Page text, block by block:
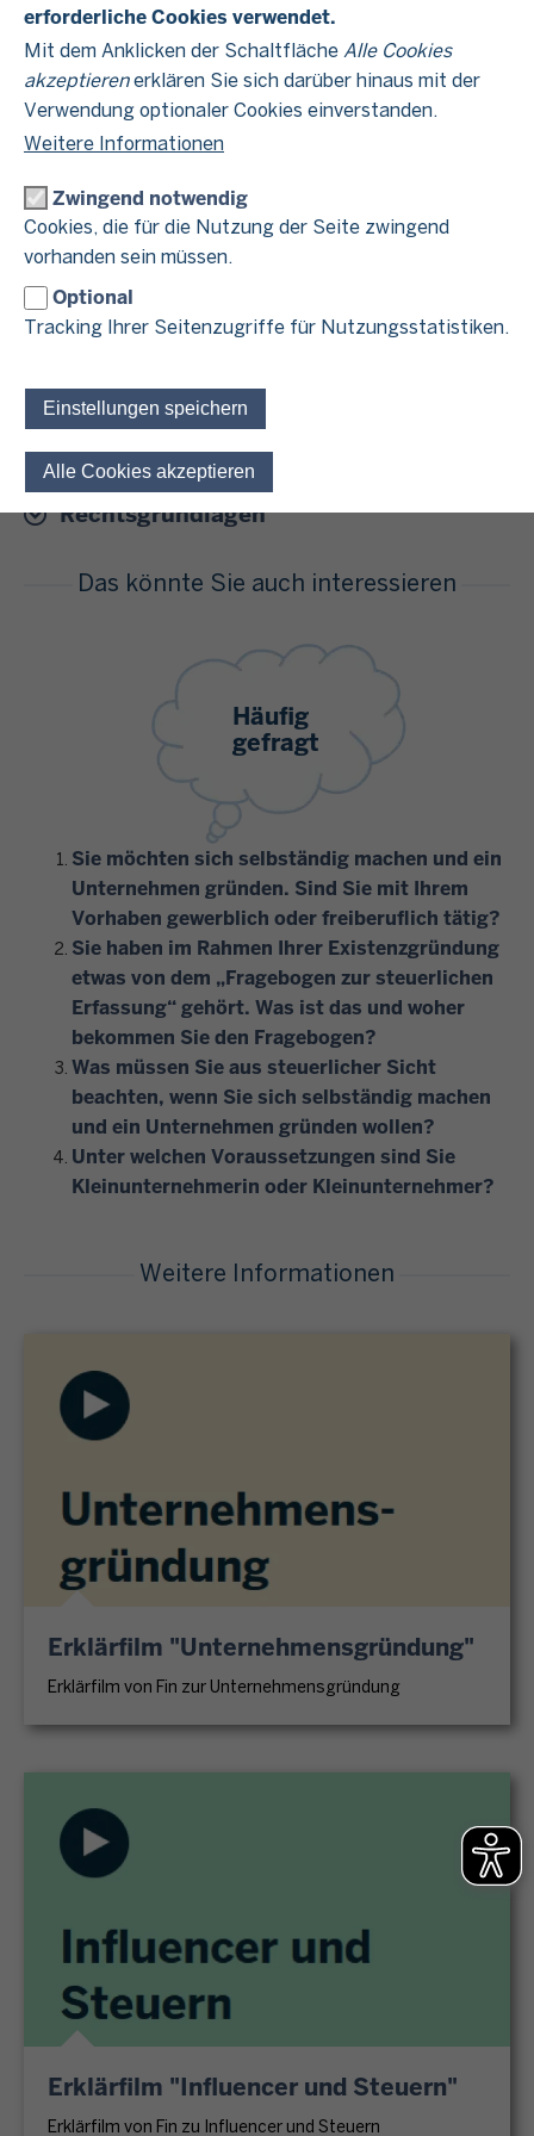
erforderliche Cookies verwendet.
Mit dem Anklicken der Schaltfläche Alle Cookies
akzeptierenerklären Sie sich darüber hinaus mit der
Verwendung optionaler Cookies einverstanden.
Weitere Informationen
Zwingend notwendig
Cookies, die für die Nutzung der Seite zwingend
vorhanden sein müssen.
Optional
Tracking Ihrer Seitenzugriffe für Nutzungsstatistiken.
Einstellungen speichern
Alle Cookies akzeptieren
Dolmetscherinnen und Dolmetscher
Gewerbebetrieb
Einkünfte § 15 EStG
selbständige Tätigkeit ausüben, die keine
freiberufliche Tätigkeit (s.o.) ist. Gewerbebetriebe
sind zum Beispiel:
Handelsbetriebe
Handwerksbetriebe
Rechtsgrundlagen
Das könnte Sie auch interessieren
Häufig
gefragt
Sie möchten sich selbständig machen und ein
Unternehmen gründen. Sind Sie mit Ihrem
Vorhaben gewerblich oder freiberuflich tätig?
Sie haben im Rahmen Ihrer Existenzgründung
etwas von dem „Fragebogen zur steuerlichen
Erfassung“ gehört. Was ist das und woher
bekommen Sie den Fragebogen?
Was müssen Sie aus steuerlicher Sicht
beachten, wenn Sie sich selbständig machen
und ein Unternehmen gründen wollen?
Unter welchen Voraussetzungen sind Sie
Kleinunternehmerin oder Kleinunternehmer?
Weitere Informationen
Erklärfilm "Unternehmensgründung"
Erklärfilm von Fin zur Unternehmensgründung
Erklärfilm "Influencer und Steuern"
Erklärfilm von Fin zu Influencer und Steuern